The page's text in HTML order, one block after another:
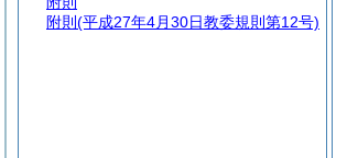
附則 (平成27年4月30日教委規則第12号)